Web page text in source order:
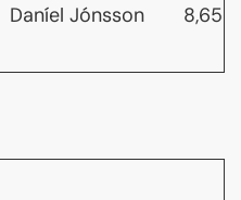
Daníel Jónsson 8,65